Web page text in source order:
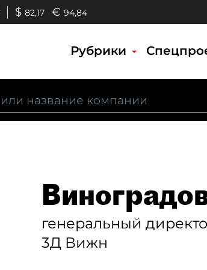
$ 82,17 € 94,84
Рубрики
генеральный
3Д Вижн